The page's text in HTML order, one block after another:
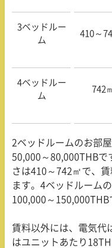
3ベッドルー
ム
410～
4ベッドルー
ム
742
2ベッドルームのお部
50,000 ～80,000THBで
さは410 ～742㎡で、賃
ます。 4ベッドルーム
100,000 ～ 150,000THB
賃料以外には、電気代
はユニットあたり